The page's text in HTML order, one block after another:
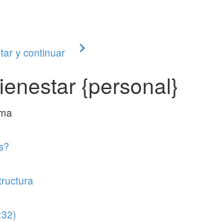
y continuar
{personal}